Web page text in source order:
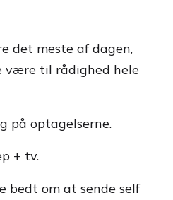
det meste af dagen,
være til rådighed hele
på optagelserne.
+ tv.
bedt om at sende self